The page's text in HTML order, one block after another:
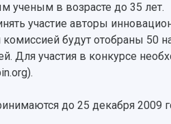
ученым в возрасте до 35 лет.
участие авторы
комиссией будут отобраны 50
Для участия в конкурсе
до 25 декабря 2009